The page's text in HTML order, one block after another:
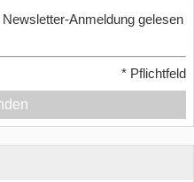
Anmeldung gelesen
* Pflichtfeld